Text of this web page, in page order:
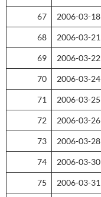
67 2006-03-18
68 2006-03-21
69 2006-03-22
70 2006-03-24
71 2006-03-25
72 2006-03-26
73 2006-03-28
74 2006-03-30
75 2006-03-31